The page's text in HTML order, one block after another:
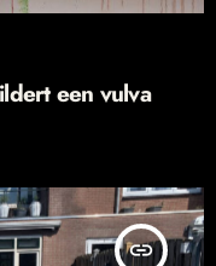
een vulva
insert_link